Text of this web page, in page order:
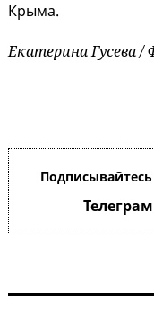
Крыма.
Екатерина Гусева
Телеграм